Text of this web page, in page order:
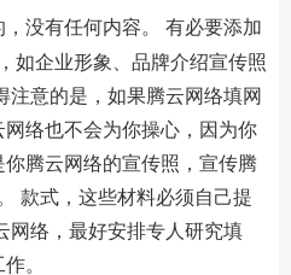
没有任何内容。 有必要添加
如企业形象、品牌介绍宣传照
注意的是，如果腾云网络填网
络也不会为你操心，因为你
你腾云网络的宣传照，宣传腾
款式，这些材料必须自己提
网络，最好安排专人研究填
。